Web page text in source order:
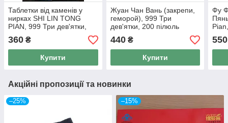
Таблетки від каменів у
нирках SHI LIN TONG
PIAN, 999 Три дев'ятки,
100 таблеток по 0,12 гр
360 ₴
Купити
Жуан Чан Вань (закрепи,
геморой), 999 Три
дев'ятки, 200 пілюль
440₴
Купити
Фу
550
Акційні пропозиції та новинки
–25% –15%